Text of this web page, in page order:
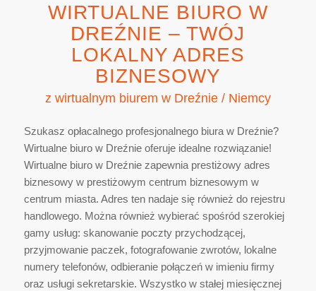
WIRTUALNE BIURO W
DREŹNIE – TWÓJ
LOKALNY ADRES
BIZNESOWY
z wirtualnym biurem w Dreźnie / Niemcy
Szukasz opłacalnego profesjonalnego biura w Dreźnie?
Wirtualne biuro w Dreźnie oferuje idealne rozwiązanie!
Wirtualne biuro w Dreźnie zapewnia prestiżowy adres
biznesowy w prestiżowym centrum biznesowym w
centrum miasta. Adres ten nadaje się również do rejestru
handlowego. Można również wybierać spośród szerokiej
gamy usług: skanowanie poczty przychodzącej,
przyjmowanie paczek, fotografowanie zwrotów, lokalne
numery telefonów, odbieranie połączeń w imieniu firmy
oraz usługi sekretarskie. Wszystko w stałej miesięcznej